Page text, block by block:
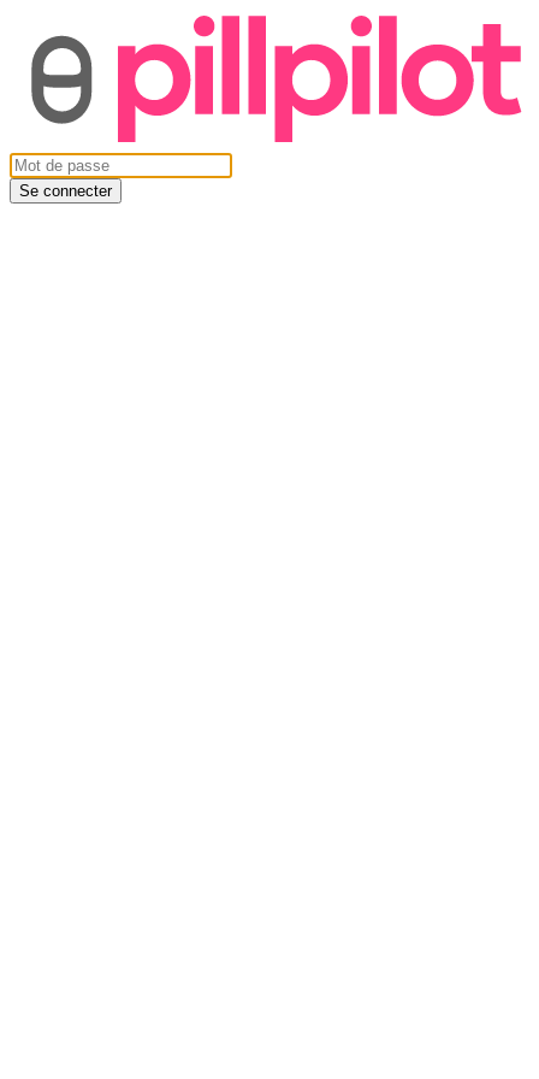
Se connecter